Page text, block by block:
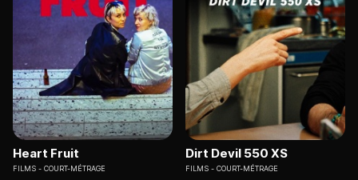
Heart Fruit
FILMS COURT-MÉTRAGE
Dirt Devil 550 XS
FILMS COURT-MÉTRAGE